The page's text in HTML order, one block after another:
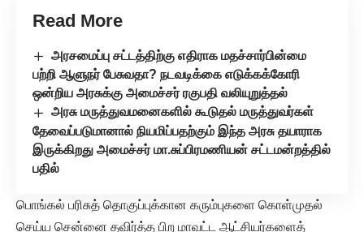
Read More
அரசமைப்பு சட்டத்திற்கு எதிராக மதச்சார்பின்மை
பற்றி ஆளுநர் பேசுவதா? நடவடிக்கை எடுக்கக்கோரி
ஒன்றிய அரசுக்கு அமைச்சர் ரகுபதி வலியுறுத்தல்
அரசு மருத்துவமனைகளில் கூடுதல் மருத்துவர்கள்
தேவைப்படுமானால் நியமிப்பதற்கும் இந்த அரசு தயாராக
இருக்கிறது அமைச்சர் மா.சுப்பிரமணியன் சட்டமன்றத்தில்
பதில்
பொங்கல் பரிசுத் தொகுப்புக்கான கரும்புகளை கொள்முதல்
செய்ய சென்னை தவிர்த்த பிற மாவட்ட ஆட்சியர்களைத்